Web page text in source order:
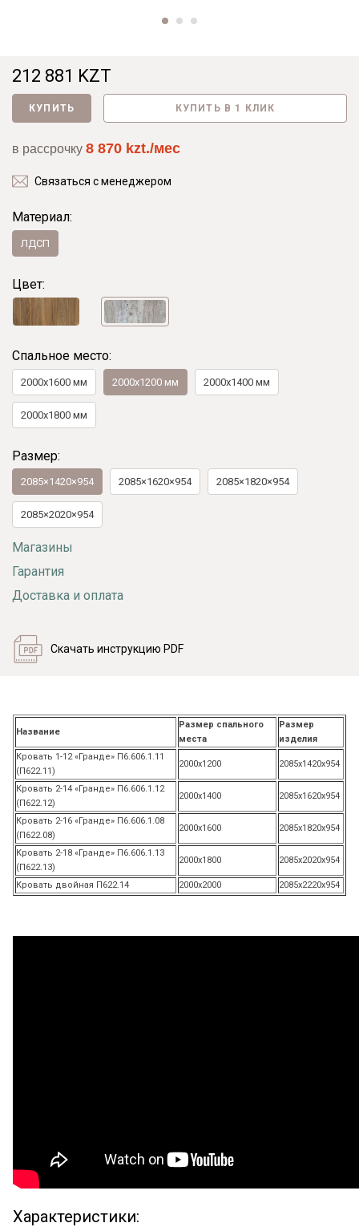
212 881 KZT
КУПИТЬ КУПИТЬ В 1 КЛИК
в рассрочку 8 870 kzt./мес
Связаться с менеджером
Материал:
ЛДСП
Цвет:
Спальное место:
2000x1600 мм 2000х1200 мм 2000х1400 мм
2000х1800 мм
Размер:
2085×1420×954 2085×1620×954 2085×1820×954
2085×2020×954
Магазины
Гарантия
Доставка и оплата
Скачать инструкцию PDF
Название
Размер спального
места
Размер
изделия
Кровать 1-12 «Гранде» П6.606.1.11
(П622.11)
2000х1200 2085х1420х954
Кровать 2-14 «Гранде» П6.606.1.12
(П622.12)
2000х1400 2085х1620х954
Кровать 2-16 «Гранде» П6.606.1.08
(П622.08)
2000х1600 2085х1820х954
Кровать 2-18 «Гранде» П6.606.1.13
(П622.13)
2000х1800 2085х2020х954
Кровать двойная П622.14 2000х2000 2085х2220х954
Характеристики: